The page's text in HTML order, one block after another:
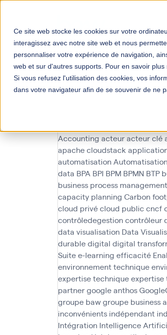
Ce site web stocke les cookies sur votre
interagissez avec notre site web et nous
personnaliser votre expérience de navigation,
web et sur d'autres supports. Pour en savoir
Si vous refusez l'utilisation des cookies, vos
dans votre navigateur afin de se souvenir de ne
Accounting acteuracteur clé
apache cloudstack
automatisation
data BPA BPI BPM BPMN BTP
business process management
capacity planning Carbon
cloud privécloud public cncf
contrôledegestion contrôleur
data visualisation Data
durabledigital digital
Suitee-learning efficacité
environnement technique
expertise techniqueexpertise
partnergoogle anthos
groupe bawgroupe business
inconvénients indépendant
Intégration Intelligence